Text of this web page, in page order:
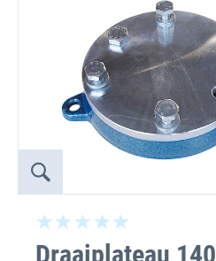
Draaiplateau 140